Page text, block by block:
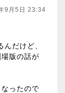
9月5日 23:34
だけど、
版の話が
ったので